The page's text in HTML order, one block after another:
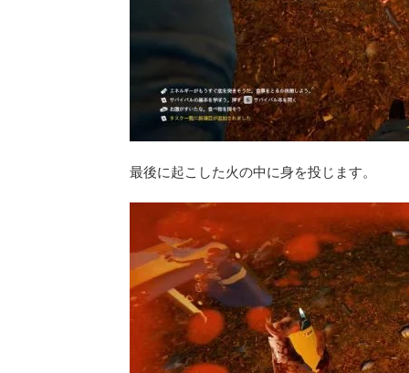
最後に起こした火の中に身を投じます。